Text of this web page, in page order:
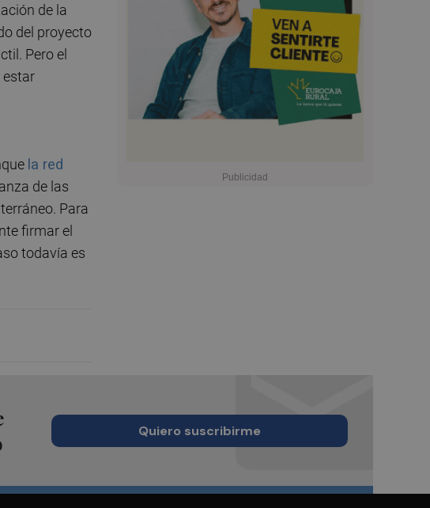
de la
del proyecto
Pero el
estar
la red
de las
Para
firmar el
todavía es
Quiero suscribirme